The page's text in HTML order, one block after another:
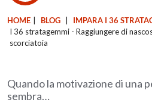
HOME BLOG IMPARA I 36
I 36 stratagemmi - Raggiungere di
scorciatoia
Quando la motivazione di una
sembra…